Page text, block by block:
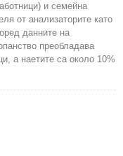
и семейна
от анализаторите като
данните на
преобладава
а наетите са около 10%